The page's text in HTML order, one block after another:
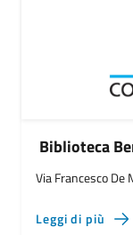
Biblioteca
Via Francesco
Leggi di più